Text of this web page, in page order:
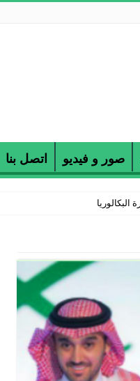
صور و فيديو اتصل بنا